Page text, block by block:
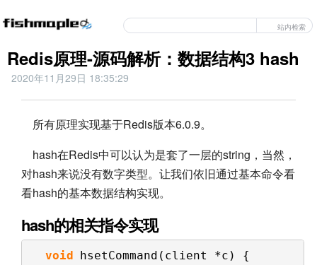
站内检索
Redis原理-源码解析：数据结构3 hash
2020年11月29日 18:35:29
所有原理实现基于Redis版本6.0.9。
hash在Redis中可以认为是套了一层的string，当然，
对hash来说没有数字类型。让我们依旧通过基本命令看
看hash的基本数据结构实现。
hash的相关指令实现
void hsetCommand(client *c) {